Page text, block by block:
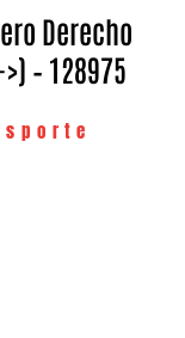
Derecho
– 128975